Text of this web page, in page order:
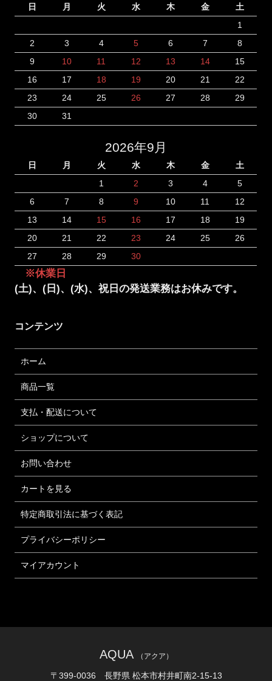
日 月 火 水 木 金
土
1
2
3 4 5 6 7
8
9
10 11 12 13 14
15
16
17 18 19 20 21
22
23
24 25 26 27 28
29
30
31
2026年9月
日 月 火 水 木 金
土
1
2 3 4
5
6
7 8 9 10 11
12
13
14 15 16 17 18
19
20
21 22 23 24 25
26
27
28 29 30
※休業日
(土)、(日)、(水)、祝日の発送業務はお休みです。
コンテンツ
ホーム
商品一覧
支払・配送について
ショップについて
お問い合わせ
カートを見る
特定商取引法に基づく表記
プライバシーポリシー
マイアカウント
AQUA （アクア）
〒399-0036 長野県 松本市村井町南2-15-13